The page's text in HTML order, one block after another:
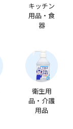
キッチン
用品・食
器
衛生用
品・介護
用品